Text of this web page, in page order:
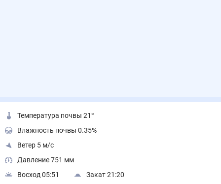
Температура почвы 21°
Влажность почвы 0.35%
Ветер 5 м/с
Давление 751 мм
Восход 05:51
Закат 21:20